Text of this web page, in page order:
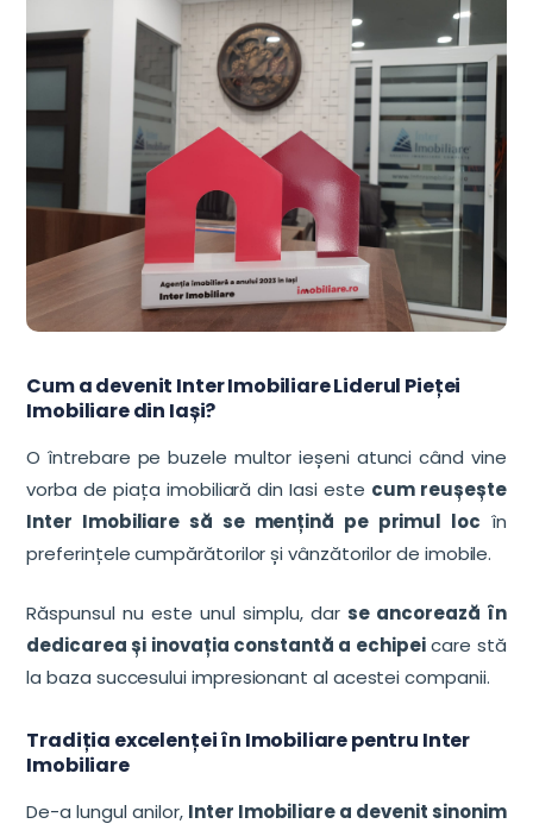
Cum a devenit Inter Imobiliare Liderul Pieței
Imobiliare din Iași?
O întrebare pe buzele multor ieșeni atunci când vine
vorba de piața imobiliară din Iasi este cum reușește
Inter Imobiliare să se mențină pe primul loc în
preferințele cumpărătorilor și vânzătorilor de imobile.
Răspunsul nu este unul simplu, dar se ancorează în
dedicarea și inovația constantă a echipeicare stă
la baza succesului impresionant al acestei companii.
Tradiția excelenței în Imobiliare pentru Inter
Imobiliare
De-a lungul anilor, Inter Imobiliare a devenit sinonim